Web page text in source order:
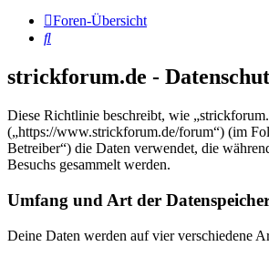
Foren-Übersicht
Suche
strickforum.de -
Diese Richtlinie beschreibt, wie
(„https://www.strickforum.de/forum“) (im
Betreiber“) die Daten verwendet, die
Besuchs gesammelt werden.
Umfang und Art der
Deine Daten werden auf vier verschiedene